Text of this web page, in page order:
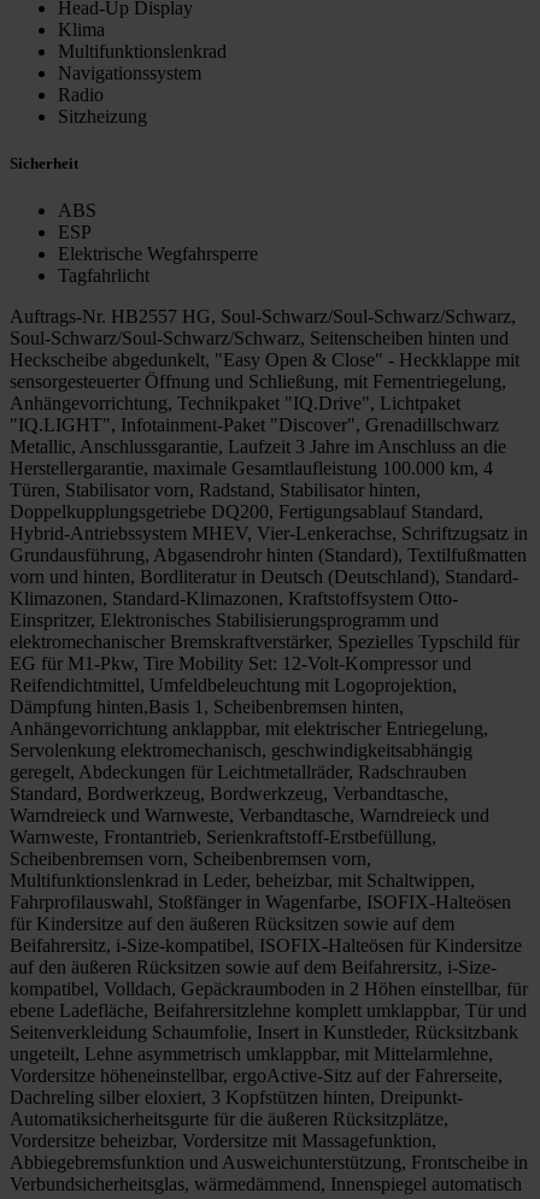
Head-Up Display
Klima
Multifunktionslenkrad
Navigationssystem
Radio
Sitzheizung
Sicherheit
ABS
ESP
Elektrische Wegfahrsperre
Tagfahrlicht
Auftrags-Nr. HB2557 HG, Soul-Schwarz/Soul-Schwarz/Schwarz,
Soul-Schwarz/Soul-Schwarz/Schwarz, Seitenscheiben hinten und
Heckscheibe abgedunkelt, "Easy Open & Close" - Heckklappe mit
sensorgesteuerter Öffnung und Schließung, mit Fernentriegelung,
Anhängevorrichtung, Technikpaket "IQ.Drive", Lichtpaket
"IQ.LIGHT", Infotainment-Paket "Discover", Grenadillschwarz
Metallic, Anschlussgarantie, Laufzeit 3 Jahre im Anschluss an die
Herstellergarantie, maximale Gesamtlaufleistung 100.000 km, 4
Türen, Stabilisator vorn, Radstand, Stabilisator hinten,
Doppelkupplungsgetriebe DQ200, Fertigungsablauf Standard,
Hybrid-Antriebssystem MHEV, Vier-Lenkerachse, Schriftzugsatz in
Grundausführung, Abgasendrohr hinten (Standard), Textilfußmatten
vorn und hinten, Bordliteratur in Deutsch (Deutschland), Standard-
Klimazonen, Standard-Klimazonen, Kraftstoffsystem Otto-
Einspritzer, Elektronisches Stabilisierungsprogramm und
elektromechanischer Bremskraftverstärker, Spezielles Typschild für
EG für M1-Pkw, Tire Mobility Set: 12-Volt-Kompressor und
Reifendichtmittel, Umfeldbeleuchtung mit Logoprojektion,
Dämpfung hinten,Basis 1, Scheibenbremsen hinten,
Anhängevorrichtung anklappbar, mit elektrischer Entriegelung,
Servolenkung elektromechanisch, geschwindigkeitsabhängig
geregelt, Abdeckungen für Leichtmetallräder, Radschrauben
Standard, Bordwerkzeug, Bordwerkzeug, Verbandtasche,
Warndreieck und Warnweste, Verbandtasche, Warndreieck und
Warnweste, Frontantrieb, Serienkraftstoff-Erstbefüllung,
Scheibenbremsen vorn, Scheibenbremsen vorn,
Multifunktionslenkrad in Leder, beheizbar, mit Schaltwippen,
Fahrprofilauswahl, Stoßfänger in Wagenfarbe, ISOFIX-Halteösen
für Kindersitze auf den äußeren Rücksitzen sowie auf dem
Beifahrersitz, i-Size-kompatibel, ISOFIX-Halteösen für Kindersitze
auf den äußeren Rücksitzen sowie auf dem Beifahrersitz, i-Size-
kompatibel, Volldach, Gepäckraumboden in 2 Höhen einstellbar, für
ebene Ladefläche, Beifahrersitzlehne komplett umklappbar, Tür und
Seitenverkleidung Schaumfolie, Insert in Kunstleder, Rücksitzbank
ungeteilt, Lehne asymmetrisch umklappbar, mit Mittelarmlehne,
Vordersitze höheneinstellbar, ergoActive-Sitz auf der Fahrerseite,
Dachreling silber eloxiert, 3 Kopfstützen hinten, Dreipunkt-
Automatiksicherheitsgurte für die äußeren Rücksitzplätze,
Vordersitze beheizbar, Vordersitze mit Massagefunktion,
Abbiegebremsfunktion und Ausweichunterstützung, Frontscheibe in
Verbundsicherheitsglas, wärmedämmend, Innenspiegel automatisch